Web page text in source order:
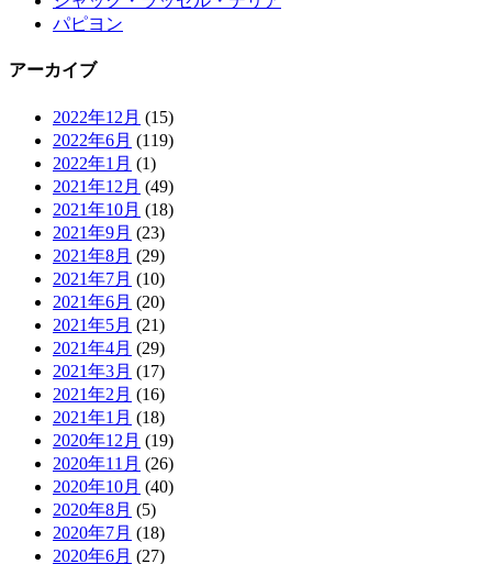
パピヨン
アーカイブ
2022年12月 (15)
2022年6月 (119)
2022年1月 (1)
2021年12月 (49)
2021年10月 (18)
2021年9月 (23)
2021年8月 (29)
2021年7月 (10)
2021年6月 (20)
2021年5月 (21)
2021年4月 (29)
2021年3月 (17)
2021年2月 (16)
2021年1月 (18)
2020年12月 (19)
2020年11月 (26)
2020年10月 (40)
2020年8月 (5)
2020年7月 (18)
2020年6月 (27)